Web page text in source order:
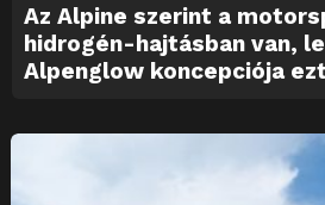
Az Alpine szerint a
hidrogén-hajtásban van,
Alpenglow koncepciója